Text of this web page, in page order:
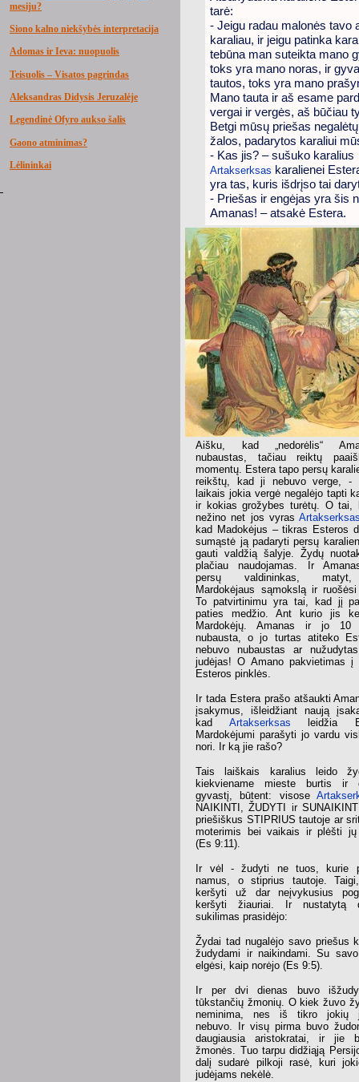
mesiju?
Siono kalno niekšybės interpretacija
Adomas ir Ieva: nuopuolis
Teisuolis – Visatos pagrindas
Aleksandras Didysis Jeruzalėje
Legendinė Ofyro aukso šalis
Gaono atminimas?
Lėlininkai
tarė:
- Jeigu radau malonės tavo
karaliau, ir jeigu patinka
tebūna man suteikta mano
toks yra mano noras, ir
tautos, toks yra mano
Mano tauta ir aš esame
vergai ir vergės, aš būčiau
Betgi mūsų priešas
žalos, padarytos karaliui
- Kas jis? – sušuko karalius
Artakserksas karalienei
yra tas, kuris išdrįso tai
- Priešas ir engėjas yra šis
Amanas! – atsakė Estera.
Aišku, kad „nedorėlis“
nubaustas, tačiau reiktų
momentų. Estera tapo persų
reikštų, kad ji nebuvo verge, -
laikais jokia vergė negalėjo tapti
ir kokias grožybes turėtų. O tai,
nežino net jos vyras
kad Madokėjus – tikras Esteros
sumąstė ją padaryti persų
gauti valdžią šalyje. Žydų
plačiau naudojamas. Ir
persų valdininkas, matyt,
Mardokėjaus sąmokslą ir
To patvirtinimu yra tai, kad jį
paties medžio. Ant kurio jis
Mardokėjų. Amanas ir jo 10
nubausta, o jo turtas atiteko
nebuvo nubaustas ar
judėjas! O Amano pakvietimas į
Esteros pinklės.
Ir tada Estera prašo atšaukti
įsakymus, išleidžiant naują
kad Artakserksas leidžia
Mardokėjumi parašyti jo vardu
nori. Ir ką jie rašo?
Tais laiškais karalius leido
kiekviename mieste burtis ir
gyvastį, būtent: visose
NAIKINTI, ŽUDYTI ir
priešiškus STIPRIUS tautoje ar
moterimis bei vaikais ir plėšti jų
(Es 9:11).
Ir vėl - žudyti ne tuos, kurie
namus, o stiprius tautoje.
keršyti už dar neįvykusius
keršyti žiauriai. Ir nustatytą
sukilimas prasidėjo:
Žydai tad nugalėjo savo priešus
žudydami ir naikindami. Su
elgėsi, kaip norėjo (Es 9:5).
Ir per dvi dienas buvo
tūkstančių žmonių. O kiek žuvo
neminima, nes iš tikro jokių
nebuvo. Ir visų pirma buvo
daugiausia aristokratai, ir jie
žmonės. Tuo tarpu didžiąją
dalį sudarė pilkoji rasė, kuri
judėjams nekėlė.